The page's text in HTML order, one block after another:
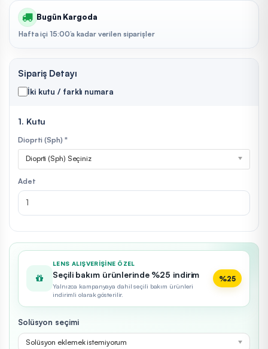
Bugün Kargoda
Hafta içi 15:00’a kadar verilen siparişler
Sipariş Detayı
İki kutu / farklı numara
1. Kutu
Dioprti (Sph) *
Dioprti (Sph) Seçiniz
Adet
LENS ALIŞVERIŞINE ÖZEL
Seçili bakım ürünlerinde %25 indirim
Yalnızca kampanyaya dahil seçili bakım ürünleri
indirimli olarak gösterilir.
%25
Solüsyon seçimi
Solüsyon eklemek istemiyorum